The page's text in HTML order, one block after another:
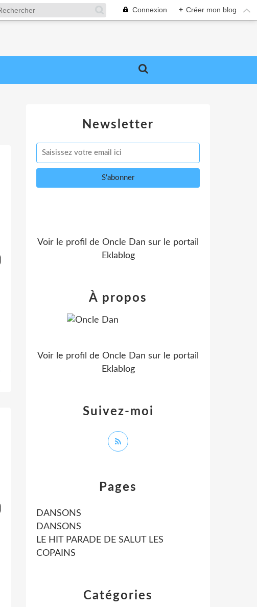
Connexion + Créer mon blog
Newsletter
Catégories
Pages
DANSONS
DANSONS
LE HIT PARADE DE SALUT LES
COPAINS
Voir le profil de Oncle Dan sur le portail
Eklablog
Suivez-moi
À propos
Voir le profil de Oncle Dan sur le portail
Eklablog